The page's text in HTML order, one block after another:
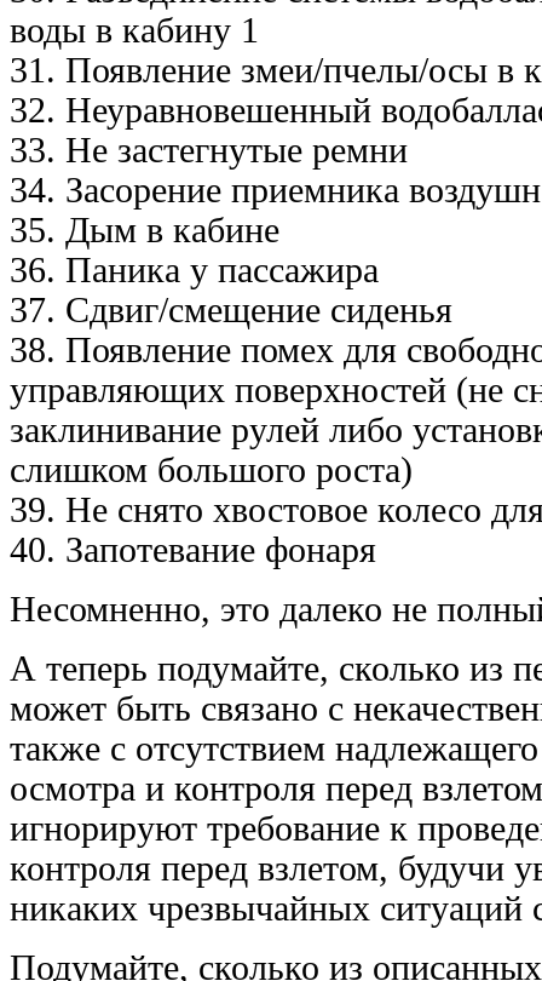
воды в кабину 1
31. Появление змеи/пчелы/осы в
32. Неуравновешенный
33. Не застегнутые ремни
34. Засорение приемника
35. Дым в кабине
36. Паника у пассажира
37. Сдвиг/смещение сиденья
38. Появление помех для
управляющих поверхностей (не
заклинивание рулей либо
слишком большого роста)
39. Не снято хвостовое колесо
40. Запотевание фонаря
Несомненно, это далеко не
А теперь подумайте, сколько из
может быть связано с
также с отсутствием
осмотра и контроля перед
игнорируют требование к
контроля перед взлетом, будучи
никаких чрезвычайных ситуаций
Подумайте, сколько из